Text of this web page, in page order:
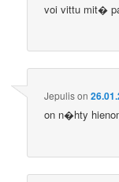
voi vittu mit�
Jepulison
on n�hty